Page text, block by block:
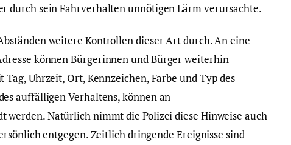
durch sein Fahrverhalten unnötigen Lärm verursachte.
weitere Kontrollen dieser Art durch. An eine
können Bürgerinnen und Bürger weiterhin
Uhrzeit, Ort, Kennzeichen, Farbe und Typ des
auffälligen Verhaltens, können an
werden. Natürlich nimmt die Polizei diese Hinweise auch
entgegen. Zeitlich dringende Ereignisse sind